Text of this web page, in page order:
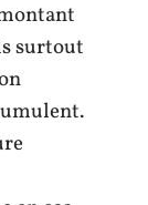
surtout